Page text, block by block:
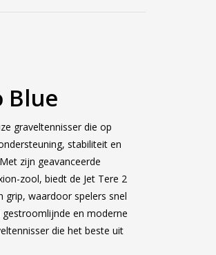
Blue
graveltennisser die op
stabiliteit en
zijn geavanceerde
zool, biedt de Jet Tere 2
grip, waardoor spelers snel
en moderne
die het beste uit